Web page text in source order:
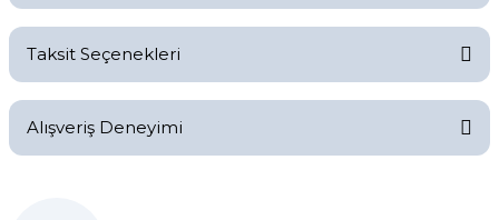
Yorum Yaz
Soru Sor
Taksit Seçenekleri
Alışveriş Deneyimi